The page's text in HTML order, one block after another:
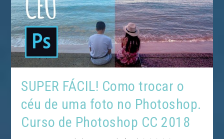
SUPER FÁCIL! Como trocar o
céu de uma foto no Photoshop.
Curso de Photoshop CC 2018